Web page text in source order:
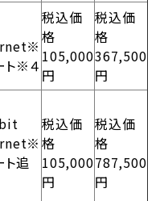
ト※４
税込価
格
105,000
円
税込価
格
367,500
円
ト追
税込価
格
105,000
円
税込価
格
787,500
円